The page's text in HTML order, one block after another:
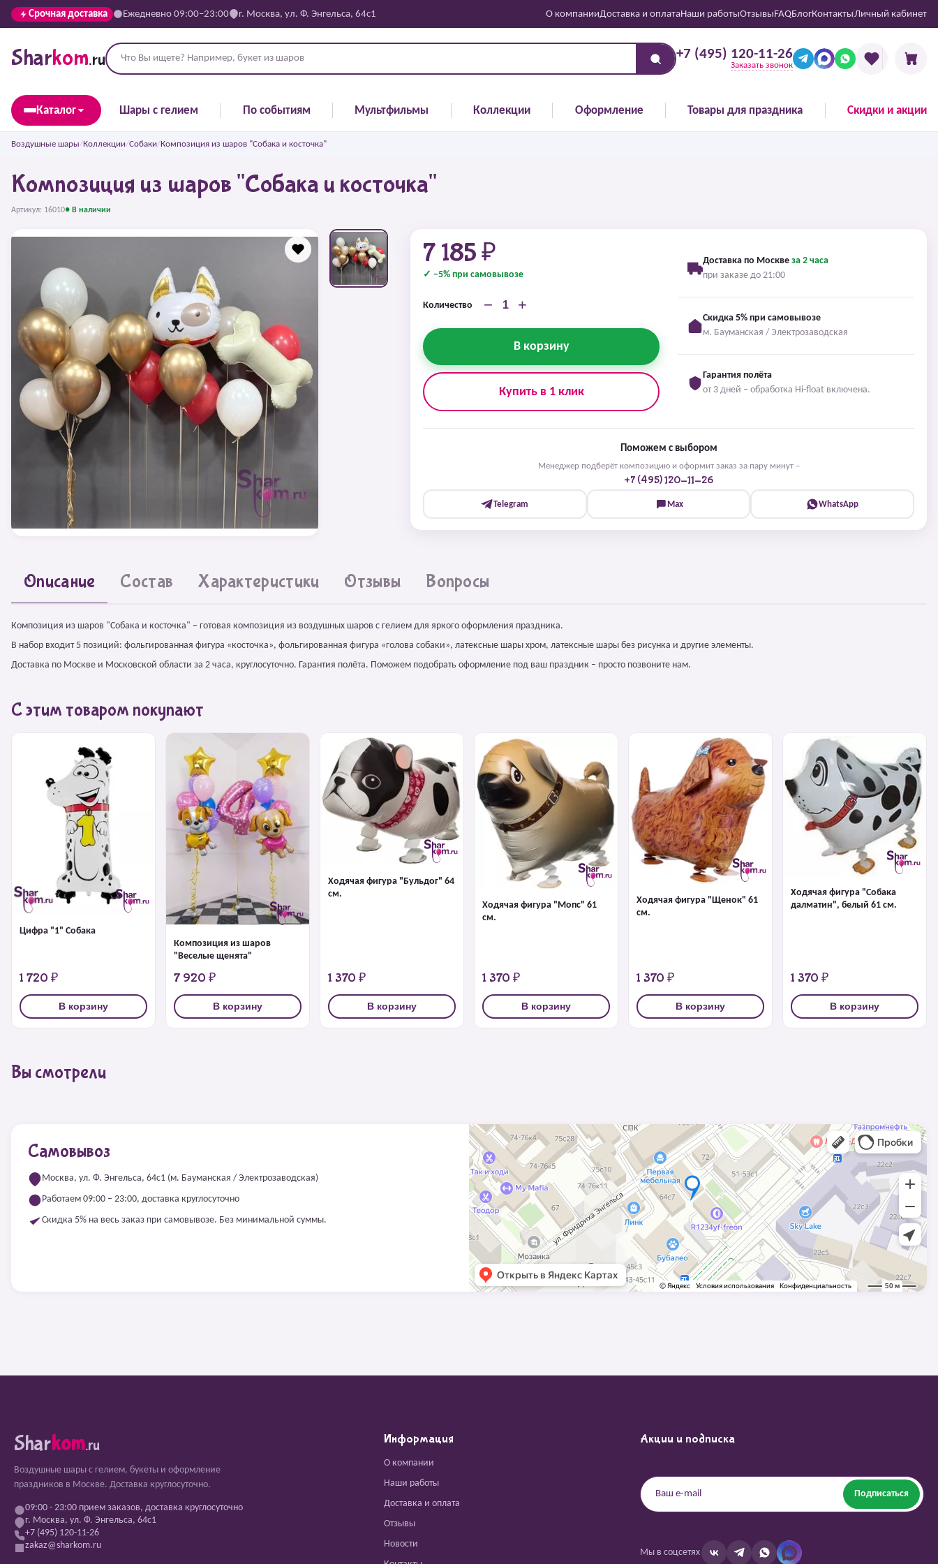
Срочная доставка Ежедневно 09:00–23:00 г. Москва, ул. Ф. Энгельса, 64с1 О компанииДоставка и оплатаНаши работыОтзывыFAQБлогКонтактыЛичный кабинет
Sharkom.ru +7 (495) 120-11-26
Заказать звонок
Каталог Шары с гелием По событиям Мультфильмы Коллекции Оформление Товары для праздника Скидки и акции
Воздушные шары/Коллекции/Собаки/Композиция из шаров "Собака и косточка"
Композиция из шаров "Собака и косточка"
Артикул: 16010● В наличии
7 185 ₽
✓ −5% при самовывозе
Количество − +
В корзину
Купить в 1 клик
Доставка по Москве за 2 часа
при заказе до 21:00
Скидка 5% при самовывозе
м. Бауманская / Электрозаводская
Гарантия полёта
от 3 дней – обработка Hi-float включена.
Поможем с выбором
Менеджер подберёт композицию и оформит заказ за пару минут –
+7 (495) 120-11-26
Telegram Max WhatsApp
Описание Состав Характеристики Отзывы Вопросы
Композиция из шаров "Собака и косточка" – готовая композиция из воздушных шаров с гелием для яркого оформления праздника.
В набор входит 5 позиций: фольгированная фигура «косточка», фольгированная фигура «голова собаки», латексные шары хром, латексные шары без рисунка и другие элементы.
Доставка по Москве и Московской области за 2 часа, круглосуточно. Гарантия полёта. Поможем подобрать оформление под ваш праздник – просто позвоните нам.
С этим товаром покупают
Цифра "1" Собака
1 720 ₽
В корзину
Композиция из шаров
"Веселые щенята"
7 920 ₽
В корзину
Ходячая фигура "Бульдог" 64
см.
1 370 ₽
В корзину
Ходячая фигура "Мопс" 61
см.
1 370 ₽
В корзину
Ходячая фигура "Щенок" 61
см.
1 370 ₽
В корзину
Ходячая фигура "Собака
далматин", белый 61 см.
1 370 ₽
В корзину
Вы смотрели
Самовывоз
Москва, ул. Ф. Энгельса, 64с1 (м. Бауманская / Электрозаводская)
Работаем 09:00 – 23:00, доставка круглосуточно
Скидка 5% на весь заказ при самовывозе. Без минимальной суммы.
Sharkom.ru
Воздушные шары с гелием, букеты и оформление
праздников в Москве. Доставка круглосуточно.
09:00 - 23:00 прием заказов, доставка круглосуточно
г. Москва, ул. Ф. Энгельса, 64с1
+7 (495) 120-11-26
zakaz@sharkom.ru
Информация
О компании
Наши работы
Доставка и оплата
Отзывы
Новости
Акции и подписка
Подписаться
Мы в соцсетях